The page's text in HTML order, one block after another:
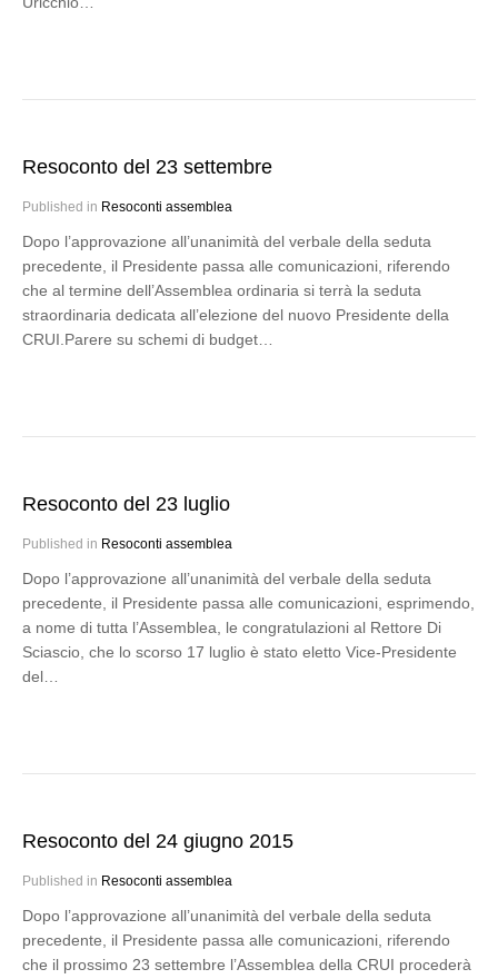
Resoconto del 23 settembre
Published in Resoconti assemblea
Dopo l’approvazione all’unanimità del verbale della seduta
precedente, il Presidente passa alle comunicazioni, riferendo
che al termine dell’Assemblea ordinaria si terrà la seduta
straordinaria dedicata all’elezione del nuovo Presidente della
CRUI.Parere su schemi di budget…
Resoconto del 23 luglio
Published in Resoconti assemblea
Dopo l’approvazione all’unanimità del verbale della seduta
precedente, il Presidente passa alle comunicazioni, esprimendo,
a nome di tutta l’Assemblea, le congratulazioni al Rettore Di
Sciascio, che lo scorso 17 luglio è stato eletto Vice-Presidente
del…
Resoconto del 24 giugno 2015
Published in Resoconti assemblea
Dopo l’approvazione all’unanimità del verbale della seduta
precedente, il Presidente passa alle comunicazioni, riferendo
che il prossimo 23 settembre l’Assemblea della CRUI procederà